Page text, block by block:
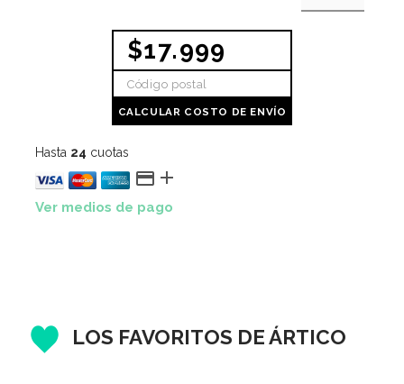
$17.999
CALCULAR COSTO DE ENVÍO
Hasta 24 cuotas
 
Ver medios de pago
LOS FAVORITOS DE ÁRTICO